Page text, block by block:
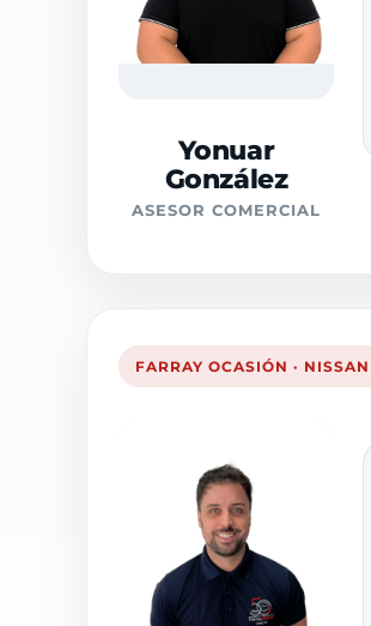
Yonuar
González
ASESOR COMERCIAL
FARRAY OCASIÓN · NISSAN